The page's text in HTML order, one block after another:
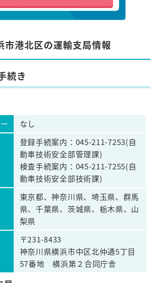
市港北区の運輸支局情報
続き
なし
登録手続案内：045-211-7253(自
動車技術安全部管理課)
検査手続案内：045-211-7255(自
動車技術安全部技術課)
東京都、神奈川県、埼玉県、群馬
県、千葉県、茨城県、栃木県、山
梨県
〒231-8433
神奈川県横浜市中区北仲通5丁目
57番地 横浜第２合同庁舎